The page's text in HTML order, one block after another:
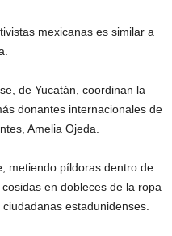
mexicanas es similar a
de Yucatán, coordinan la
donantes internacionales de
Amelia Ojeda.
metiendo píldoras dentro de
en dobleces de la ropa
estadunidenses.